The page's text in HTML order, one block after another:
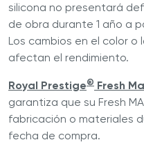
silicona no presentará
de obra durante 1 año a
Los cambios en el color o
afectan el rendimiento.
Royal Prestige® Fresh
garantiza que su Fresh
fabricación o materiales
fecha de compra.